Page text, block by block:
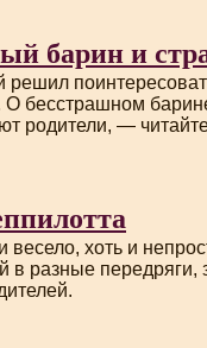
барин и
решил
бесстрашном
родители, —
весело, хоть и
в разные